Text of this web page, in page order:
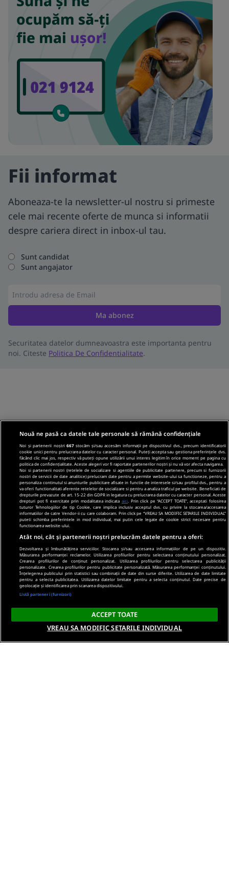
Fii informat
Aboneaza-te la newsletter-ul nostru si primeste
cele mai recente oferte de munca si informatii
despre cariera direct in inbox-ul tau.
Sunt candidat
Sunt angajator
Ma abonez
Securitatea datelor dumneavoastra este importanta pentru
noi. Citeste Politica De Confidentialitate.
Nouă ne pasă ca datele tale personale să rămână confidențiale
Noi și partenerii noștri667 stocăm și/sau accesăm informații pe dispozitivul dvs., precum identificatorii
cookie unici pentru prelucrarea datelor cu caracter personal. Puteți accepta sau gestiona preferințele dvs.
făcând clic mai jos, respectiv vă puteți opune utilizării unui interes legitim în orice moment pe pagina cu
politica de confidențialitate. Aceste alegeri vor fi raportate partenerilor noștri și nu vă vor afecta navigarea.
Noi si partenerii nostri (retelele de socializare si agentiile de publicitate partenere, precum si furnizorii
nostri de servicii de date analitice) prelucram date pentru a permite website-ului sa functioneze, pentru a
personaliza continutul si anunturile publicitare afisate in functie de interesele si/sau profilul dvs., pentru a
va oferi functionalitati aferente retelelor de socializare si pentru a analiza traficul pe website. Beneficiati de
drepturile prevazute de art. 15-22 din GDPR in legatura cu prelucrarea datelor cu caracter personal. Aceste
drepturi pot fi exercitate prin modalitatea indicata aici . Prin click pe “ACCEPT TOATE”, acceptati folosirea
tuturor Tehnologiilor de tip Cookie, care implica inclusiv acceptul dvs. cu privire la stocarea/accesarea
informatiilor de catre Vendor-ii cu care colaboram. Prin click pe “VREAU SA MODIFIC SETARILE INDIVIDUAL”
puteti schimba preferintele in mod individual, mai putin cele legate de cookie strict necesare pentru
functionarea website-ului.
Atât noi, cât și partenerii noștri prelucrăm datele pentru a oferi:
Dezvoltarea și îmbunătățirea serviciilor. Stocarea și/sau accesarea informațiilor de pe un dispozitiv.
Măsurarea performanței reclamelor. Utilizarea profilurilor pentru selectarea conținutului personalizat.
Crearea profilurilor de conținut personalizat. Utilizarea profilurilor pentru selectarea publicității
personalizate. Crearea profilurilor pentru publicitate personalizată. Măsurarea performanței conținutului.
Înțelegerea publicului prin statistici sau combinații de date din surse diferite. Utilizarea de date limitate
pentru a selecta publicitatea. Utilizarea datelor limitate pentru a selecta conținutul. Date precise de
geolocație și identificarea prin scanarea dispozitivului.
Listă parteneri (furnizori)
ACCEPT TOATE
VREAU SA MODIFIC SETARILE INDIVIDUAL